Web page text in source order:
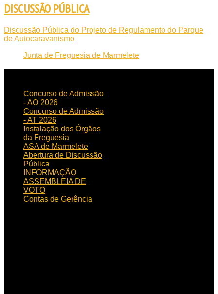
DISCUSSÃO PÚBLICA
Discussão Pública do Projeto de Regulamento do Parque
de Autocaravanismo
Junta de Freguesia de Marmelete
Concurso de Admissão
- AO 2026
Concurso de Admissão
- AT 2026
Instalação dos Órgãos
da Freguesia
ASA de Marmelete
Abertura de Discussão
Pública
INFORMAÇÃO
ASSEMBLEIA DE
VOTO
Contas de Gerência